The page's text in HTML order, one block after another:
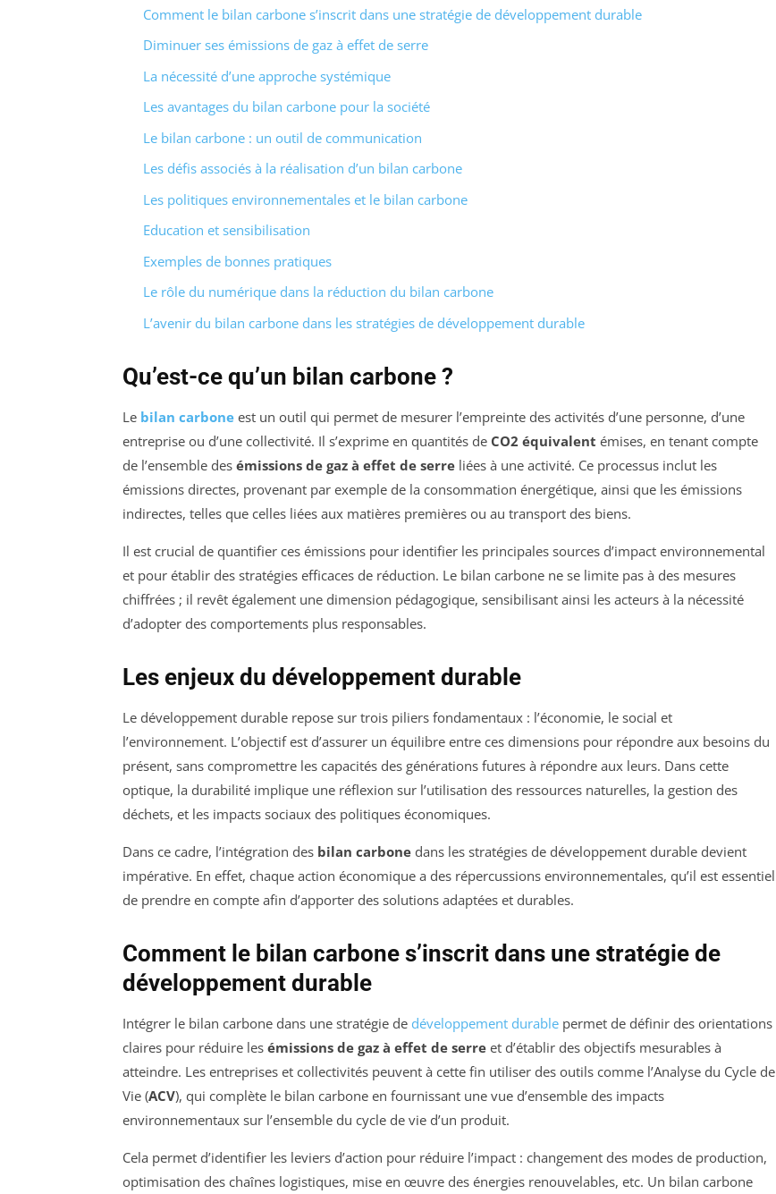
Comment le bilan carbone s’inscrit dans une stratégie de développement durable
Diminuer ses émissions de gaz à effet de serre
La nécessité d’une approche systémique
Les avantages du bilan carbone pour la société
Le bilan carbone : un outil de communication
Les défis associés à la réalisation d’un bilan carbone
Les politiques environnementales et le bilan carbone
Education et sensibilisation
Exemples de bonnes pratiques
Le rôle du numérique dans la réduction du bilan carbone
L’avenir du bilan carbone dans les stratégies de développement durable
Qu’est-ce qu’un bilan carbone ?
Le bilan carbone est un outil qui permet de mesurer l’empreinte des activités d’une personne, d’une
entreprise ou d’une collectivité. Il s’exprime en quantités de CO2 équivalent émises, en tenant compte
de l’ensemble des émissions de gaz à effet de serre liées à une activité. Ce processus inclut les
émissions directes, provenant par exemple de la consommation énergétique, ainsi que les émissions
indirectes, telles que celles liées aux matières premières ou au transport des biens.
Il est crucial de quantifier ces émissions pour identifier les principales sources d’impact environnemental
et pour établir des stratégies efficaces de réduction. Le bilan carbone ne se limite pas à des mesures
chiffrées ; il revêt également une dimension pédagogique, sensibilisant ainsi les acteurs à la nécessité
d’adopter des comportements plus responsables.
Les enjeux du développement durable
Le développement durable repose sur trois piliers fondamentaux : l’économie, le social et
l’environnement. L’objectif est d’assurer un équilibre entre ces dimensions pour répondre aux besoins du
présent, sans compromettre les capacités des générations futures à répondre aux leurs. Dans cette
optique, la durabilité implique une réflexion sur l’utilisation des ressources naturelles, la gestion des
déchets, et les impacts sociaux des politiques économiques.
Dans ce cadre, l’intégration des bilan carbone dans les stratégies de développement durable devient
impérative. En effet, chaque action économique a des répercussions environnementales, qu’il est essentiel
de prendre en compte afin d’apporter des solutions adaptées et durables.
Comment le bilan carbone s’inscrit dans une stratégie de
développement durable
Intégrer le bilan carbone dans une stratégie de développement durable permet de définir des orientations
claires pour réduire les émissions de gaz à effet de serre et d’établir des objectifs mesurables à
atteindre. Les entreprises et collectivités peuvent à cette fin utiliser des outils comme l’Analyse du Cycle de
Vie (ACV), qui complète le bilan carbone en fournissant une vue d’ensemble des impacts
environnementaux sur l’ensemble du cycle de vie d’un produit.
Cela permet d’identifier les leviers d’action pour réduire l’impact : changement des modes de production,
optimisation des chaînes logistiques, mise en œuvre des énergies renouvelables, etc. Un bilan carbone